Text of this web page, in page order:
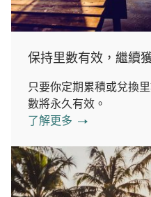
保持里數有效，繼續
只要你定期累積或兌換
數將永久有效。
了解更多